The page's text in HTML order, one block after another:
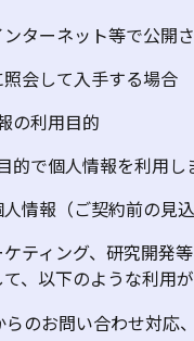
ターネット等で公開
会して入手する場合
の利用目的
的で個人情報を利用し
情報（ご契約前の見込
ケティング、研究開発
、以下のような利用が
らのお問い合わせ対応